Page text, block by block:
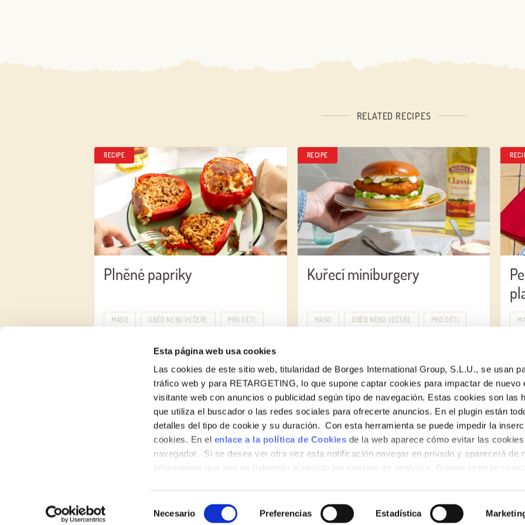
Esta página web usa cookies
Las cookies de este sitio web, titularidad de Borges International Group, S.L.U., se usan
tráfico web y para RETARGETING, lo que supone captar cookies para impactar de nuevo
visitante web con anuncios o publicidad según tipo de navegación. Estas cookies son las
que utiliza el buscador o las redes sociales para ofrecerte anuncios. En el plugin están
detalles del tipo de cookie y su duración. Con esta herramienta se puede impedir la
cookies. En el enlace a la política de Cookies de la web aparece cómo evitar las
navegador. Si se desea ver otra vez esta notificación navegar en privado y aparecerá de
informamos que aún no habiendo aceptado las cookies de analytics, Google permite
de
Necesario Preferencias Estadística
RELATED RECIPES
RECIPE
Plněné papriky
MASO OBĚD NEBO VEČEŘE PRO DĚTI
RECIPE
Kuřecí miniburgery
MASO OBĚD NEBO VEČEŘE PRO DĚTI